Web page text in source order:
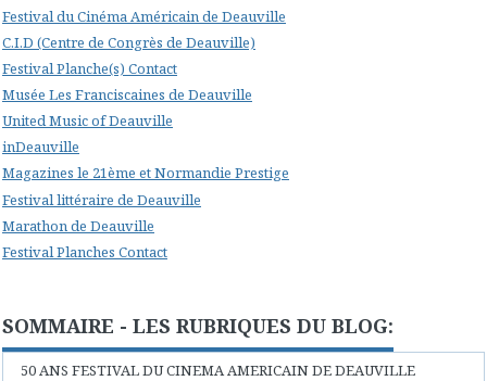
Festival du Cinéma Américain de Deauville
C.I.D (Centre de Congrès de Deauville)
Festival Planche(s) Contact
Musée Les Franciscaines de Deauville
United Music of Deauville
inDeauville
Magazines le 21ème et Normandie Prestige
Festival littéraire de Deauville
Marathon de Deauville
Festival Planches Contact
SOMMAIRE - LES RUBRIQUES DU BLOG:
50 ANS FESTIVAL DU CINEMA AMERICAIN DE DEAUVILLE